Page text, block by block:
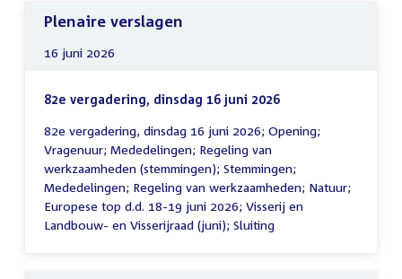
Plenaire verslagen
16 juni 2026
82e vergadering, dinsdag 16 juni 2026
82e vergadering, dinsdag 16 juni 2026; Opening;
Vragenuur; Mededelingen; Regeling van
werkzaamheden (stemmingen); Stemmingen;
Mededelingen; Regeling van werkzaamheden; Natuur;
Europese top d.d. 18-19 juni 2026; Visserij en
Landbouw- en Visserijraad (juni); Sluiting